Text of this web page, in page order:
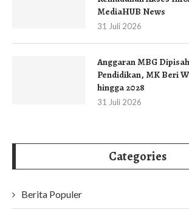
MediaHUB News
31 Juli 2026
Anggaran MBG
Pendidikan, MK Beri
hingga 2028
31 Juli 2026
Categories
Berita Populer